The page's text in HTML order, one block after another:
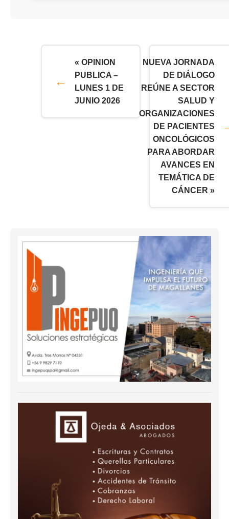
« OPINION
PUBLICA –
LUNES 1 DE
JUNIO 2026
NUEVA JORNADA
DE DIÁLOGO
REÚNE A SECTOR
SALUD Y
ORGANIZACIONES
DE PACIENTES
ONCOLÓGICOS
PARA ABORDAR
AVANCES EN
TEMÁTICA DE
CÁNCER »